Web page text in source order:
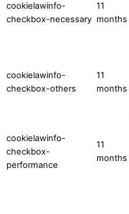
cookielawinfo-
checkbox-necessary
11
months
cookielawinfo-
checkbox-others
11
months
cookielawinfo-
checkbox-
performance
11
months